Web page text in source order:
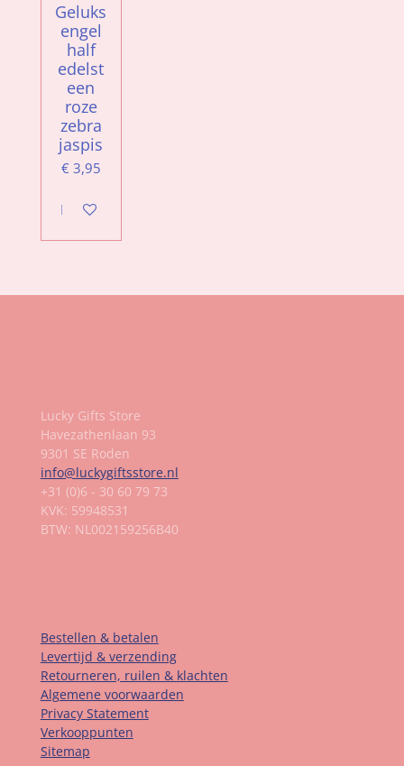
Geluks
engel
half
edelst
een
roze
zebra
jaspis
€ 3,95
In winkelwagen
Lucky Gifts Store
Havezathenlaan 93
9301 SE Roden
info@luckygiftsstore.nl
+31 (0)6 - 30 60 79 73
KVK: 59948531
BTW: NL002159256B40
Bestellen & betalen
Levertijd & verzending
Retourneren, ruilen & klachten
Algemene voorwaarden
Privacy Statement
Verkooppunten
Sitemap